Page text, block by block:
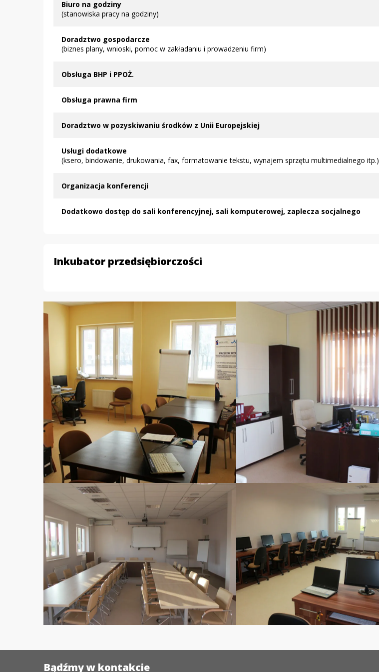
Biuro na godziny
(stanowiska pracy na godziny)
Doradztwo gospodarcze
(biznes plany, wnioski, pomoc w zakładaniu i prowadzeniu firm)
Obsługa BHP i PPOŻ.
Obsługa prawna firm
Doradztwo w pozyskiwaniu środków z Unii Europejskiej
Usługi dodatkowe
(ksero, bindowanie, drukowania, fax, formatowanie tekstu, wynajem sprzętu multimedialnego itp.)
Organizacja konferencji
Dodatkowo dostęp do sali konferencyjnej, sali komputerowej, zaplecza socjalnego
Inkubator przedsiębiorczości
Bądźmy w kontakcie